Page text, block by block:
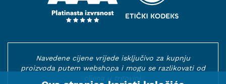
Navedene cijene vrijede isključivo za kupnju
proizvoda putem webshopa i mogu se razlikovati od